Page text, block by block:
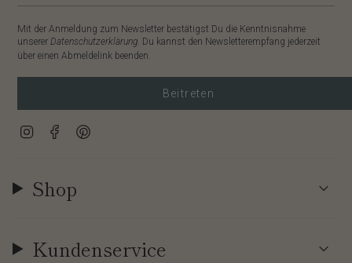
Mit der Anmeldung zum Newsletter bestätigst Du die Kenntnisnahme
unserer Datenschutzerklärung. Du kannst den Newsletterempfang jederzeit
über einen Abmeldelink beenden.
Beitreten
InstagramFacebook
Shop
Kundenservice